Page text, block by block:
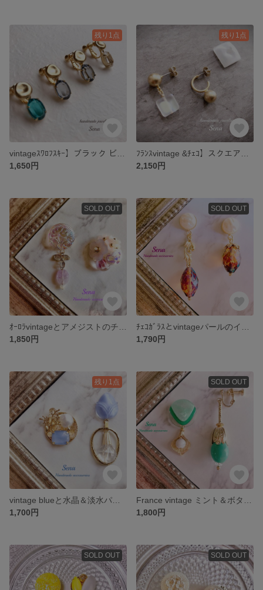
残り1点
1,650円
残り1点
2,150円
SOLD OUT
1,850円
SOLD OUT
1,790円
残り1点
1,700円
SOLD OUT
1,800円
SOLD OUT SOLD OUT